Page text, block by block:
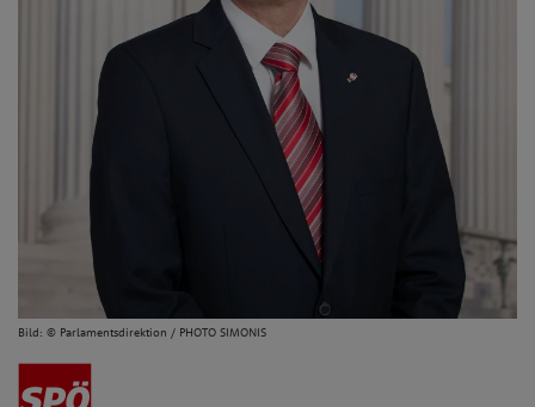
Bild: © Parlamentsdirektion / PHOTO SIMONIS